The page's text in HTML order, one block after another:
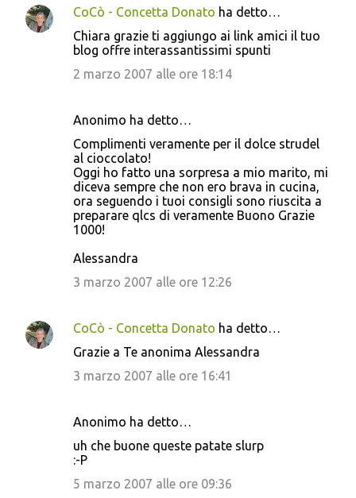
CoCò - Concetta Donato ha detto…
Chiara grazie ti aggiungo ai link amici il tuo
blog offre interassantissimi spunti
2 marzo 2007 alle ore 18:14
Anonimo ha detto…
Complimenti veramente per il dolce strudel
al cioccolato!
Oggi ho fatto una sorpresa a mio marito, mi
diceva sempre che non ero brava in cucina,
ora seguendo i tuoi consigli sono riuscita a
preparare qlcs di veramente Buono Grazie
1000!
Alessandra
3 marzo 2007 alle ore 12:26
CoCò - Concetta Donato ha detto…
Grazie a Te anonima Alessandra
3 marzo 2007 alle ore 16:41
Anonimo ha detto…
uh che buone queste patate slurp
:-P
5 marzo 2007 alle ore 09:36